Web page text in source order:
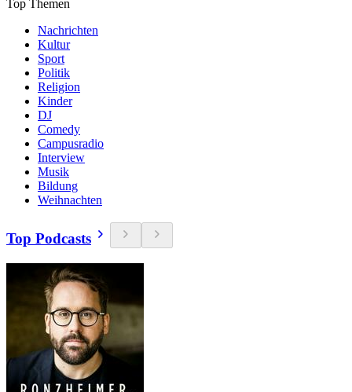
Top Themen
Nachrichten
Kultur
Sport
Politik
Religion
Kinder
DJ
Comedy
Campusradio
Interview
Musik
Bildung
Weihnachten
Top Podcasts